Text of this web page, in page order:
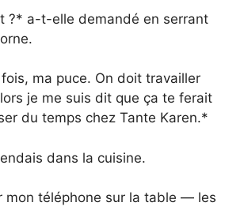
?* a-t-elle demandé en serrant
ma puce. On doit travailler
je me suis dit que ça te ferait
du temps chez Tante Karen.*
dans la cuisine.
mon téléphone sur la table — les